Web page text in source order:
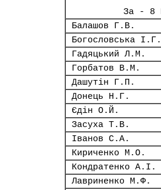
За - 8
Балашов Г.В.
Богословська І.Г.
Гадяцький Л.М.
Горбатов В.М.
Дашутін Г.П.
Донець Н.Г.
Єдін О.Й.
Засуха Т.В.
Іванов С.А.
Кириченко М.О.
Кондратенко А.І.
Лавриненко М.Ф.